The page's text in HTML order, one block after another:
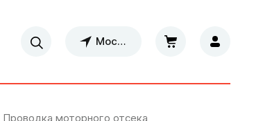
Москва
Проводка моторного отсека